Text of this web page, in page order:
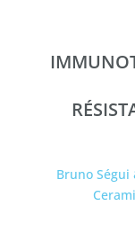
Bruno Ségui